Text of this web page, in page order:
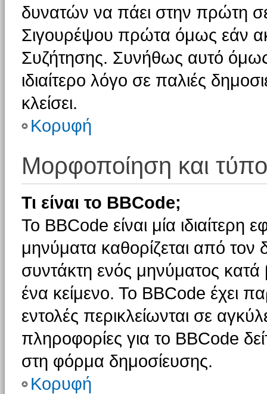
δυνατών να πάει στην πρώτη
Σιγουρέψου πρώτα όμως εάν
Συζήτησης. Συνήθως αυτό όμως
ιδιαίτερο λόγο σε παλιές
κλείσει.
Κορυφή
Μορφοποίηση και
Τι είναι το BBCode;
Το BBCode είναι μία
μηνύματα καθορίζεται από τον
συντάκτη ενός μηνύματος
ένα κείμενο. Το BBCode έχει
εντολές περικλείωνται σε
πληροφορίες για το BBCode
στη φόρμα δημοσίευσης.
Κορυφή